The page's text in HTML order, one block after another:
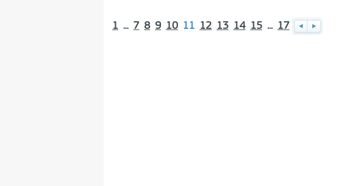
1 ... 7 8 9 10 11 12 13 14 15 ... 17